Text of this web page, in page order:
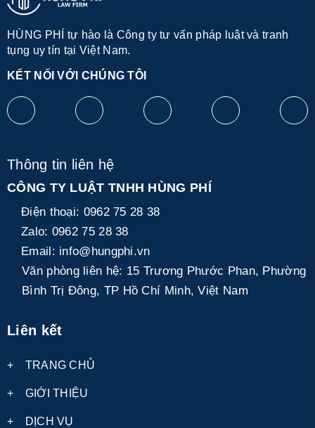
HÙNG PHÍ tự hào là Công ty tư vấn pháp luật và tranh
tụng uy tín tại Việt Nam.
KẾT NỐI VỚI CHÚNG TÔI
Thông tin liên hệ
CÔNG TY LUẬT TNHH HÙNG PHÍ
Điện thoại: 0962 75 28 38
Zalo: 0962 75 28 38
Email: info@hungphi.vn
Văn phòng liên hệ: 15 Trương Phước Phan, Phường
Bình Trị Đông, TP Hồ Chí Minh, Việt Nam
Liên kết
+ TRANG CHỦ
+ GIỚI THIỆU
+ DỊCH VỤ